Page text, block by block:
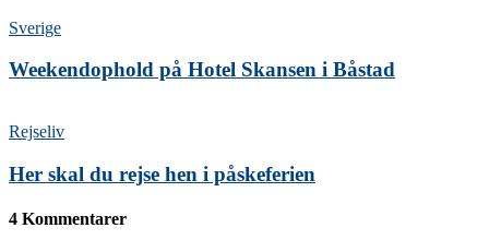
Sverige
Weekendophold på Hotel Skansen i Båstad
Rejseliv
Her skal du rejse hen i påskeferien
4 Kommentarer